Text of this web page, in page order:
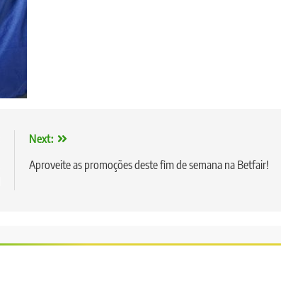
Next:
Aproveite as promoções deste fim de semana na Betfair!